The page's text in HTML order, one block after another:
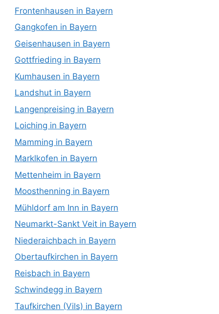
Frontenhausen in Bayern
Gangkofen in Bayern
Geisenhausen in Bayern
Gottfrieding in Bayern
Kumhausen in Bayern
Landshut in Bayern
Langenpreising in Bayern
Loiching in Bayern
Mamming in Bayern
Marklkofen in Bayern
Mettenheim in Bayern
Moosthenning in Bayern
Mühldorf am Inn in Bayern
Neumarkt-Sankt Veit in Bayern
Niederaichbach in Bayern
Obertaufkirchen in Bayern
Reisbach in Bayern
Schwindegg in Bayern
Taufkirchen (Vils) in Bayern